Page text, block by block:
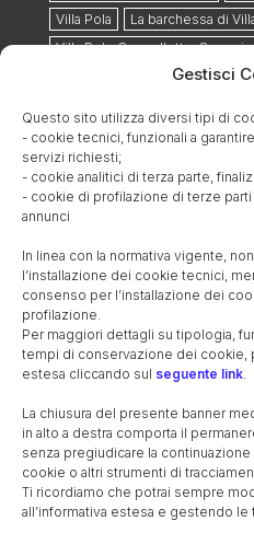
Gestisci
Questo sito utilizza diversi tipi di
- cookie tecnici, funzionali a
servizi richiesti;
- cookie analitici di terza parte,
- cookie di profilazione di terze
annunci
In linea con la normativa vigente,
l’installazione dei cookie tecnici,
consenso per l’installazione dei
profilazione.
Per maggiori dettagli su tipologia,
tempi di conservazione dei cookie,
estesa cliccando sul seguente link.
La chiusura del presente banner
in alto a destra comporta il
senza pregiudicare la
cookie o altri strumenti di
Ti ricordiamo che potrai sempre
all’informativa estesa e gestendo
Villa Pola
La barchessa di
Villa Pola-Cappelletto-
Il Santuario della Madonna del
FAMIGLIA POLA-
I Pola (Sergi-Castropola)
Il canale Brentella
Immagini della famiglia Pola
I
Inventario della casa da statio,
Il mercato e le botteghe dei
Le mura ed il brolo dei Pola
FAMIGLIA POMINI
Le origini della famiglia Pomini
I trasferimenti a causa della
I drammi della seconda guerra
L’attività agricola in Barchessa